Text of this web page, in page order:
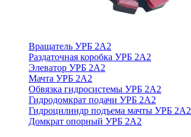
Вращатель УРБ 2А2
Раздаточная коробка УРБ 2А2
Элеватор УРБ 2А2
Мачта УРБ 2А2
Обвязка гидросистемы УРБ 2А2
Гидродомкрат подачи УРБ 2А2
Гидроцилиндр подъема мачты УРБ 2А2
Домкрат опорный УРБ 2А2